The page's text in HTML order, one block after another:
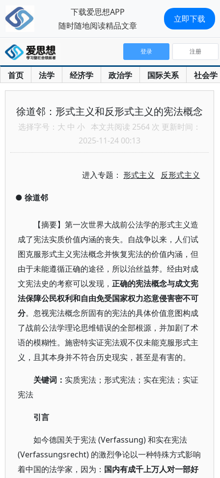
首页 法学 经济学 政治学 国际关系 社会学
登录 注册
徐道邻：形式主义和反形式主义的宪法概念
选择字号： 大 中 小 本文共阅读 2564 次 更新时间：
2025-11-24 00:13
进入专题：形式主义 反形式主义
● 徐道邻
【摘要】第一次世界大战前公法学的形式主义造
成了宪法实质价值内涵的丧失。自战争以来，人们试
图克服形式主义宪法概念并恢复宪法的价值内涵，但
由于未能遵循正确的途径，所以治丝益棼。经由对成
文宪法史的考察可以发现， 正确的宪法概念与成文宪
法保障公民权利和自由免受国家权力恣意侵害密不可
分。忽视宪法概念所固有的宪法的具体价值意图构成
了战前公法学理论思维错误的全部根源，并加剧了术
语的模糊性。施密特实证宪法观不仅未能克服形式主
义，且其本身并不符合历史现实，甚至是有害的。
关键词： 实质宪法；形式宪法；实在宪法；实证
宪法
引言
如今德国关于宪法 (Verfassung) 和实在宪法
(Verfassungsrecht) 的激烈争论以一种特殊方式影响
着中国的法学家，因为： 国内有成千上万人对一部好
下载爱思想APP
随时随地阅读精品文章
立即下载